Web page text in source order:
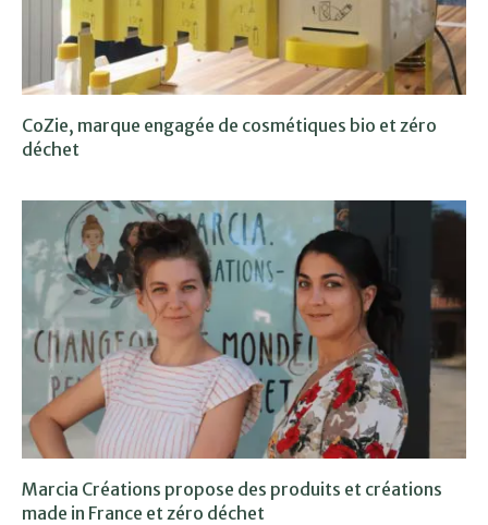
CoZie, marque engagée de cosmétiques bio et zéro
déchet
Marcia Créations propose des produits et créations
made in France et zéro déchet